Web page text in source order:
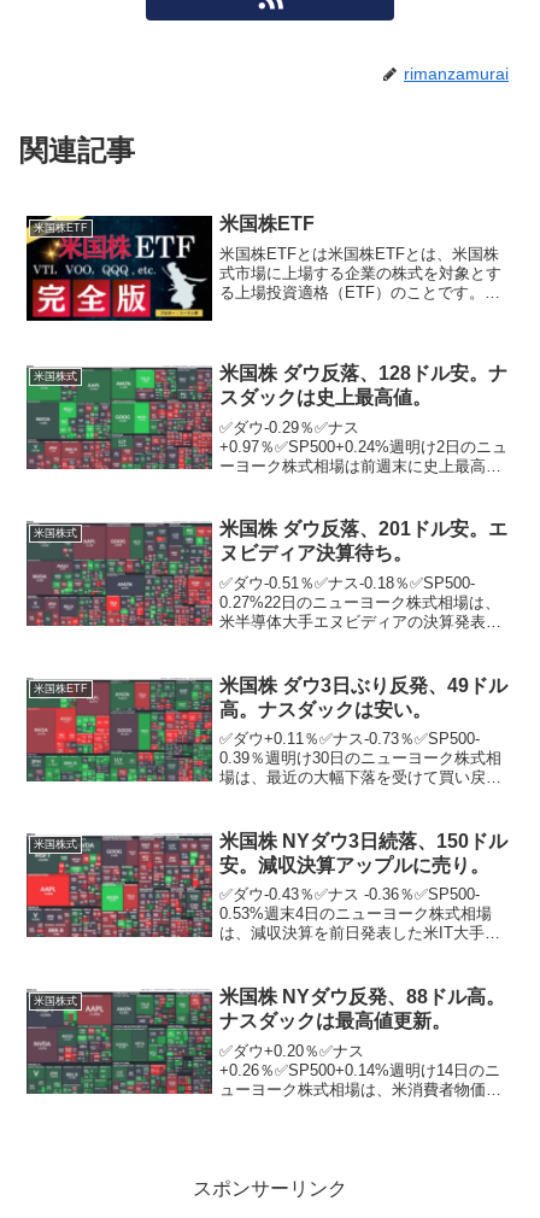
rimanzamurai
関連記事
米国株ETF 米国株ETF
米国株ETFとは米国株ETFとは、米国株
式市場に上場する企業の株式を対象とす
る上場投資適格（ETF）のことです。米
ばS&P500...
米国株式
米国株 ダウ反落、128ドル安。ナ
スダックは史上最高値。
✅ダウ-0.29％✅ナス
+0.97％✅SP500+0.24%週明け2日のニュ
ーヨーク株式相場は前週末に史上最高値
値を更新して取引を終えたこともあり、
これまで買い進まれた...
米国株式
米国株 ダウ反落、201ドル安。エ
ヌビディア決算待ち。
✅ダウ-0.51％✅ナス-0.18％✅SP500-
0.27%22日のニューヨーク株式相場は、
米半導体大手エヌビディアの決算発表を
的なシェアを持つエヌビディアの決算に
対...
米国株ETF
米国株 ダウ3日ぶり反発、49ドル
高。ナスダックは安い。
✅ダウ+0.11％✅ナス-0.73％✅SP500-
0.39％週明け30日のニューヨーク株式相
場は、最近の大幅下落を受けて買い戻し
1173万株増の13億7921万株。前...
米国株式
米国株 NYダウ3日続落、150ドル
安。減収決算アップルに売り。
✅ダウ-0.43％✅ナス -0.36％✅SP500-
0.53%週末4日のニューヨーク株式相場
は、減収決算を前日発表した米IT大手ア
労働市場の底堅さが示され、景気後退...
米国株式
米国株 NYダウ反発、88ドル高。
ナスダックは最高値更新。
✅ダウ+0.20％✅ナス
+0.26％✅SP500+0.14%週明け14日のニ
ューヨーク株式相場は、米消費者物価指
スポンサーリンク